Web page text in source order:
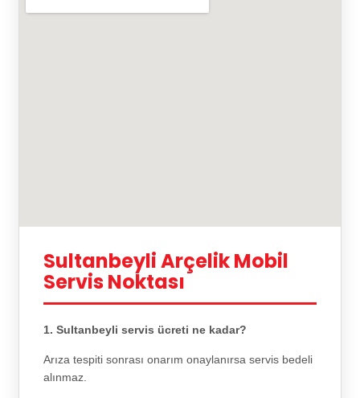
Sultanbeyli Arçelik Mobil
Servis Noktası
1. Sultanbeyli servis ücreti ne kadar?
Arıza tespiti sonrası onarım onaylanırsa servis bedeli
alınmaz.